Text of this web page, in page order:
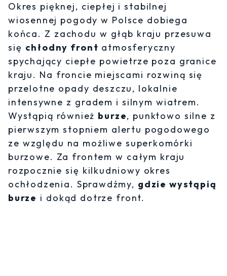
Okres pięknej, ciepłej i stabilnej
wiosennej pogody w Polsce dobiega
końca. Z zachodu w głąb kraju przesuwa
się chłodny front atmosferyczny
spychający ciepłe powietrze poza granice
kraju. Na froncie miejscami rozwiną się
przelotne opady deszczu, lokalnie
intensywne z gradem i silnym wiatrem.
Wystąpią również burze, punktowo silne z
pierwszym stopniem alertu pogodowego
ze względu na możliwe superkomórki
burzowe. Za frontem w całym kraju
rozpocznie się kilkudniowy okres
ochłodzenia. Sprawdźmy, gdzie wystąpią
burze i dokąd dotrze front.